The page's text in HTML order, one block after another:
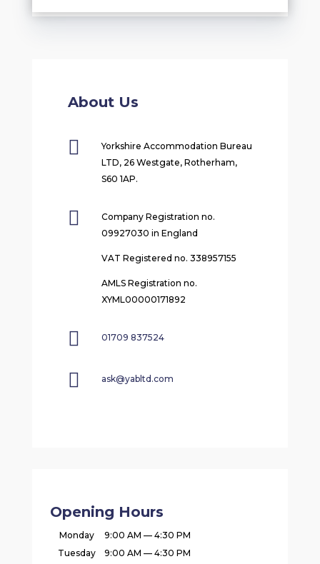
About Us

Yorkshire Accommodation Bureau
LTD, 26 Westgate, Rotherham,
S60 1AP.

Company Registration no.
09927030 in England
VAT Registered no. 338957155
AMLS Registration no.
XYML00000171892
 01709 837524
 ask@yabltd.com
Opening Hours
Monday
9:00 AM — 4:30 PM
Tuesday
9:00 AM — 4:30 PM